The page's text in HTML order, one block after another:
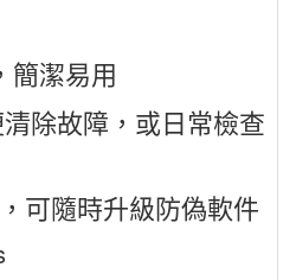
簡潔易用
除故障，或日常檢查
可隨時升級防偽軟件